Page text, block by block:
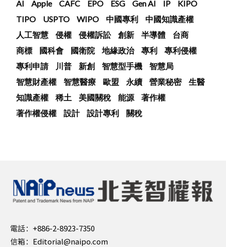
AI Apple CAFC EPO ESG Gen AI IP
KIPO
TIPO
USPTO WIPO 中國專利
中國知識產權
人工智慧
侵權 侵權訴訟 創新 半導體
台商
商標
國科會 國衛院 地緣政治 專利
專利侵權
專利申請
川普 新創 智慧型手機
智慧局
智慧財產權
智慧醫療 歐盟 永續 營業秘密
生醫
知識產權
稀土 美國關稅 能源
著作權
著作權侵權
設計 設計專利 關稅
電話： +886-2-8923-7350
信箱： Editorial@naipo.com